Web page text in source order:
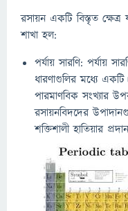
রসায়ন একটি বিস্তৃত ক্ষেত্র
শাখা হল:
পর্যায় সারণি: পর্যায়
ধারণাগুলির মধ্যে
পারমাণবিক সংখ্যার
রসায়নবিদদের
শক্তিশালী হাতিয়ার